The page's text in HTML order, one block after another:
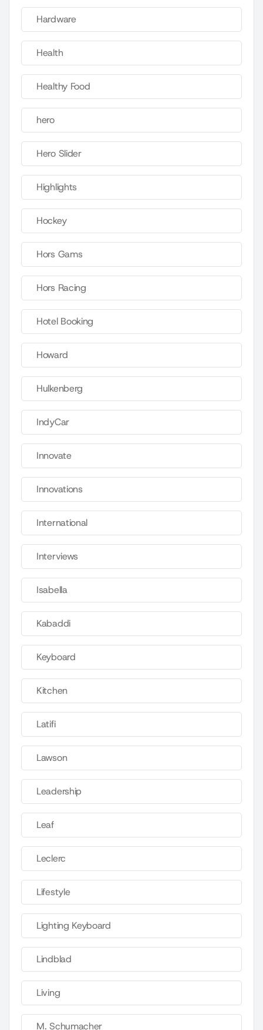
Hardware
Health
Healthy Food
hero
Hero Slider
Highlights
Hockey
Hors Gams
Hors Racing
Hotel Booking
Howard
Hulkenberg
IndyCar
Innovate
Innovations
International
Interviews
Isabella
Kabaddi
Keyboard
Kitchen
Latifi
Lawson
Leadership
Leaf
Leclerc
Lifestyle
Lighting Keyboard
Lindblad
Living
M. Schumacher